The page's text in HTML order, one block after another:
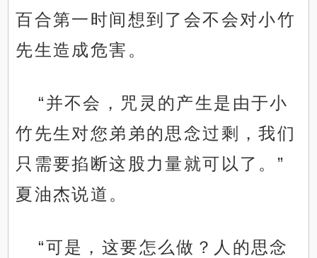
百合第一时间想到了会不会对小竹
先生造成危害。
“并不会，咒灵的产生是由于小
竹先生对您弟弟的思念过剩，我们
只需要掐断这股力量就可以了。”
夏油杰说道。
“可是，这要怎么做？人的思念